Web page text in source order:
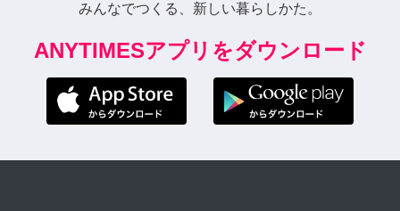
みんなでつくる、新しい暮らしかた。
ANYTIMESアプリをダウンロード